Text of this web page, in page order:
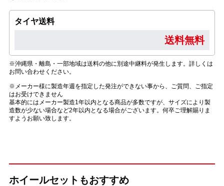
タイヤ送料
送料無料
※沖縄県・離島・一部地域は送料の他に別途中継料が発生します。詳しくは
お問い合わせください。
※メーカー様に製造年週を指定した発注ができない事から、ご質問、ご指定
はお受けできません
基本的にはメーカー製造1年以内となる商品が多数ですが、サイズにより製
造数が少ない場合など2年以内となる場合がございます。何卒ご理解賜りま
すようお願い致します。
ホイールセットもおすすめ